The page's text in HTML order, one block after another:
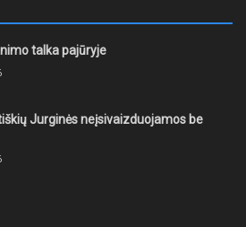
talka pajūryje
Jurginės neįsivaizduojamos be